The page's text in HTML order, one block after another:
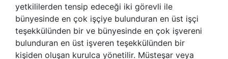
yetkililerden tensip edeceği iki görevli ile
bünyesinde en çok işçiye bulunduran en üst işçi
teşekkülünden bir ve bünyesinde en çok işvereni
bulunduran en üst işveren teşekkülünden bir
kişiden oluşan kurulca yönetilir. Müsteşar veya